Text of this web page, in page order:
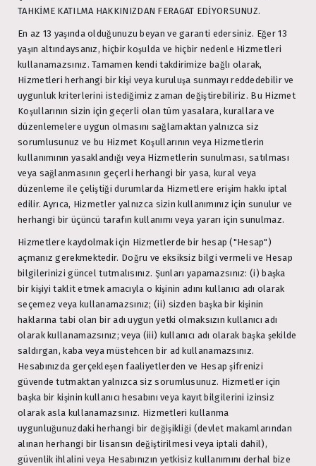
TAHKİME KATILMA HAKKINIZDAN FERAGAT EDİYORSUNUZ.
En az 13 yaşında olduğunuzu beyan ve garanti edersiniz. Eğer 13
yaşın altındaysanız, hiçbir koşulda ve hiçbir nedenle Hizmetleri
kullanamazsınız. Tamamen kendi takdirimize bağlı olarak,
Hizmetleri herhangi bir kişi veya kuruluşa sunmayı reddedebilir ve
uygunluk kriterlerini istediğimiz zaman değiştirebiliriz. Bu Hizmet
Koşullarının sizin için geçerli olan tüm yasalara, kurallara ve
düzenlemelere uygun olmasını sağlamaktan yalnızca siz
sorumlusunuz ve bu Hizmet Koşullarının veya Hizmetlerin
kullanımının yasaklandığı veya Hizmetlerin sunulması, satılması
veya sağlanmasının geçerli herhangi bir yasa, kural veya
düzenleme ile çeliştiği durumlarda Hizmetlere erişim hakkı iptal
edilir. Ayrıca, Hizmetler yalnızca sizin kullanımınız için sunulur ve
herhangi bir üçüncü tarafın kullanımı veya yararı için sunulmaz.
Hizmetlere kaydolmak için Hizmetlerde bir hesap ("Hesap")
açmanız gerekmektedir. Doğru ve eksiksiz bilgi vermeli ve Hesap
bilgilerinizi güncel tutmalısınız. Şunları yapamazsınız: (i) başka
bir kişiyi taklit etmek amacıyla o kişinin adını kullanıcı adı olarak
seçemez veya kullanamazsınız; (ii) sizden başka bir kişinin
haklarına tabi olan bir adı uygun yetki olmaksızın kullanıcı adı
olarak kullanamazsınız; veya (iii) kullanıcı adı olarak başka şekilde
saldırgan, kaba veya müstehcen bir ad kullanamazsınız.
Hesabınızda gerçekleşen faaliyetlerden ve Hesap şifrenizi
güvende tutmaktan yalnızca siz sorumlusunuz. Hizmetler için
başka bir kişinin kullanıcı hesabını veya kayıt bilgilerini izinsiz
olarak asla kullanamazsınız. Hizmetleri kullanma
uygunluğunuzdaki herhangi bir değişikliği (devlet makamlarından
alınan herhangi bir lisansın değiştirilmesi veya iptali dahil),
güvenlik ihlalini veya Hesabınızın yetkisiz kullanımını derhal bize